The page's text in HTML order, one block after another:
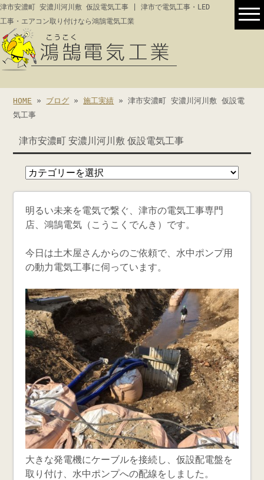
津市安濃町 安濃川河川敷 仮設電気工事 | 津市で電気工事・LED
工事・エアコン取り付けなら鴻鵠電気工業
HOME » ブログ »施工実績 » 津市安濃町 安濃川河川敷 仮設電
気工事
津市安濃町 安濃川河川敷 仮設電気工事
明るい未来を電気で繋ぐ、津市の電気工事専門
店、鴻鵠電気（こうこくでんき）です。
今日は土木屋さんからのご依頼で、水中ポンプ用
の動力電気工事に伺っています。
大きな発電機にケーブルを接続し、仮設配電盤を
取り付け、水中ポンプへの配線をしました。